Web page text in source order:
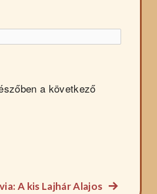
a következő
A kis Lajhár Alajos Következő